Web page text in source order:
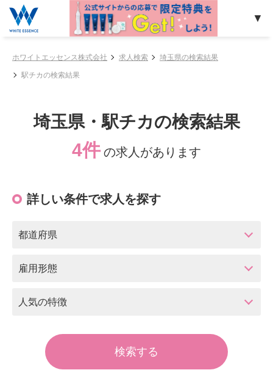
ホワイトエッセンス株式会社 求人検索 埼玉県の検索結果
駅チカの検索結果
埼玉県・駅チカの検索結果
4件 の求人があります
詳しい条件で求人を探す
都道府県
雇用形態
人気の特徴